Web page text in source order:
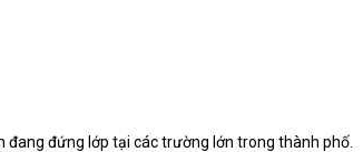
đứng lớp tại các trường lớn trong thành phố.